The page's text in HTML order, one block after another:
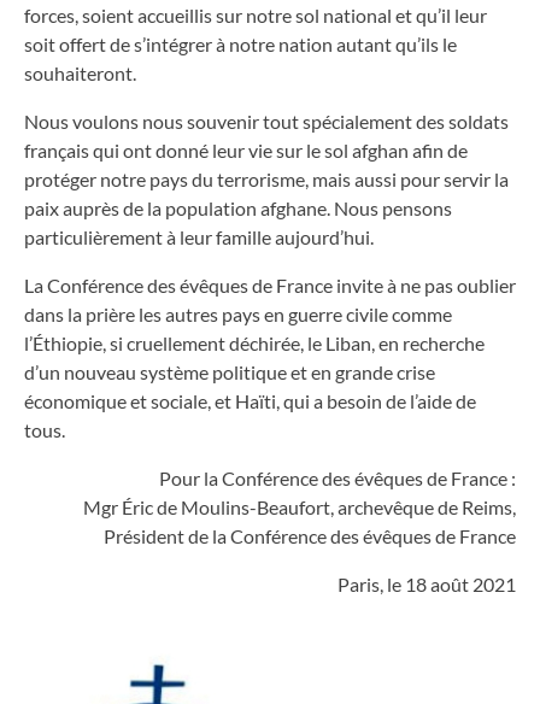
forces, soient accueillis sur notre sol national et qu’il leur
soit offert de s’intégrer à notre nation autant qu’ils le
souhaiteront.
Nous voulons nous souvenir tout spécialement des soldats
français qui ont donné leur vie sur le sol afghan afin de
protéger notre pays du terrorisme, mais aussi pour servir la
paix auprès de la population afghane. Nous pensons
particulièrement à leur famille aujourd’hui.
La Conférence des évêques de France invite à ne pas oublier
dans la prière les autres pays en guerre civile comme
l’Éthiopie, si cruellement déchirée, le Liban, en recherche
d’un nouveau système politique et en grande crise
économique et sociale, et Haïti, qui a besoin de l’aide de
tous.
Pour la Conférence des évêques de France :
Mgr Éric de Moulins-Beaufort, archevêque de Reims,
Président de la Conférence des évêques de France
Paris, le 18 août 2021